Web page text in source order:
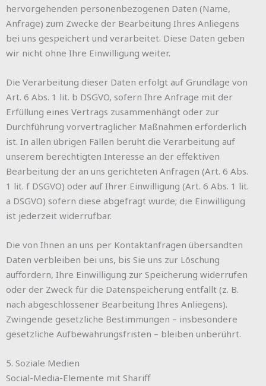
hervorgehenden personenbezogenen Daten (Name,
Anfrage) zum Zwecke der Bearbeitung Ihres Anliegens
bei uns gespeichert und verarbeitet. Diese Daten geben
wir nicht ohne Ihre Einwilligung weiter.
Die Verarbeitung dieser Daten erfolgt auf Grundlage von
Art. 6 Abs. 1 lit. b DSGVO, sofern Ihre Anfrage mit der
Erfüllung eines Vertrags zusammenhängt oder zur
Durchführung vorvertraglicher Maßnahmen erforderlich
ist. In allen übrigen Fällen beruht die Verarbeitung auf
unserem berechtigten Interesse an der effektiven
Bearbeitung der an uns gerichteten Anfragen (Art. 6 Abs.
1 lit. f DSGVO) oder auf Ihrer Einwilligung (Art. 6 Abs. 1 lit.
a DSGVO) sofern diese abgefragt wurde; die Einwilligung
ist jederzeit widerrufbar.
Die von Ihnen an uns per Kontaktanfragen übersandten
Daten verbleiben bei uns, bis Sie uns zur Löschung
auffordern, Ihre Einwilligung zur Speicherung widerrufen
oder der Zweck für die Datenspeicherung entfällt (z. B.
nach abgeschlossener Bearbeitung Ihres Anliegens).
Zwingende gesetzliche Bestimmungen – insbesondere
gesetzliche Aufbewahrungsfristen – bleiben unberührt.
5. Soziale Medien
Social-Media-Elemente mit Shariff